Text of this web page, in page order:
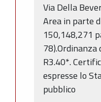
Via Della
Area in parte
150,148,271
R3.40*.
espresse lo
pubblico